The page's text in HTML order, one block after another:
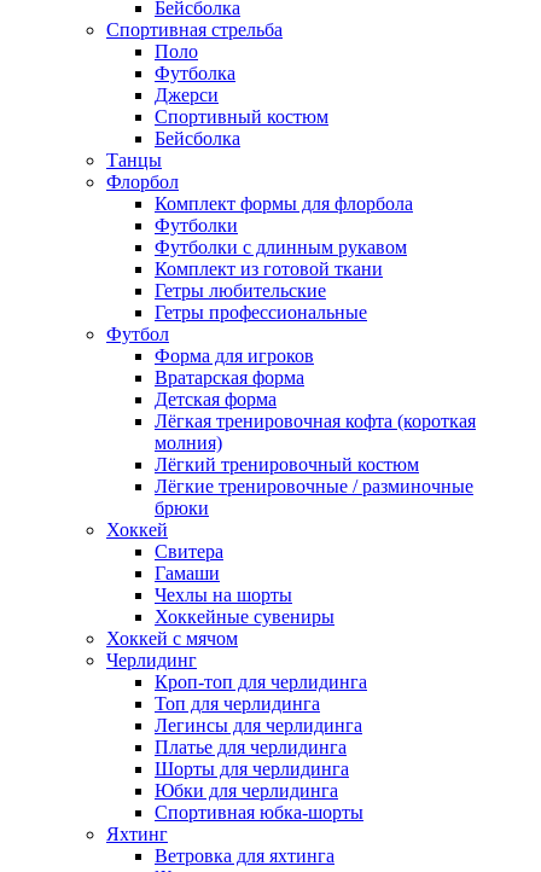
Бейсболка
Спортивная стрельба
Поло
Футболка
Джерси
Спортивный костюм
Бейсболка
Танцы
Флорбол
Комплект формы для флорбола
Футболки
Футболки с длинным рукавом
Комплект из готовой ткани
Гетры любительские
Гетры профессиональные
Футбол
Форма для игроков
Вратарская форма
Детская форма
Лёгкая тренировочная кофта (короткая
молния)
Лёгкий тренировочный костюм
Лёгкие тренировочные / разминочные
брюки
Хоккей
Свитера
Гамаши
Чехлы на шорты
Хоккейные сувениры
Хоккей с мячом
Черлидинг
Кроп-топ для черлидинга
Топ для черлидинга
Легинсы для черлидинга
Платье для черлидинга
Шорты для черлидинга
Юбки для черлидинга
Спортивная юбка-шорты
Яхтинг
Ветровка для яхтинга